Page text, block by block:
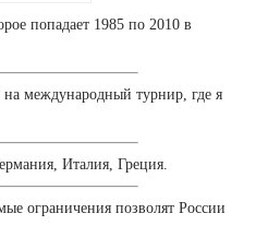
попадает 1985 по 2010 в
международный турнир, где я
Италия, Греция.
ограничения позволят России